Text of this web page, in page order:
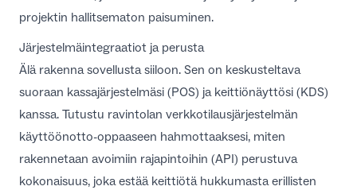
projektin hallitsematon paisuminen.
Järjestelmäintegraatiot ja perusta
Älä rakenna sovellusta siiloon. Sen on keskusteltava
suoraan kassajärjestelmäsi (POS) ja keittiönäyttösi (KDS)
kanssa. Tutustu ravintolan verkkotilausjärjestelmän
käyttöönotto-oppaaseen hahmottaaksesi, miten
rakennetaan avoimiin rajapintoihin (API) perustuva
kokonaisuus, joka estää keittiötä hukkumasta erillisten